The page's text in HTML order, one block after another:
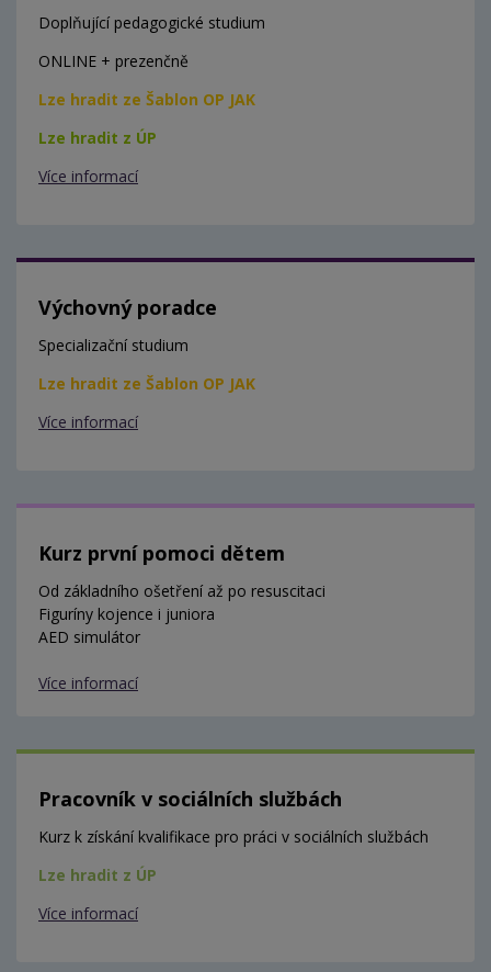
Doplňující pedagogické studium
ONLINE + prezenčně
Lze hradit ze Šablon OP JAK
Lze hradit z ÚP
Více informací
Výchovný poradce
Specializační studium
Lze hradit ze Šablon OP JAK
Více informací
Kurz první pomoci dětem
Od základního ošetření až po resuscitaci
Figuríny kojence i juniora
AED simulátor
Více informací
Pracovník v sociálních službách
Kurz k získání kvalifikace pro práci v sociálních službách
Lze hradit z ÚP
Více informací